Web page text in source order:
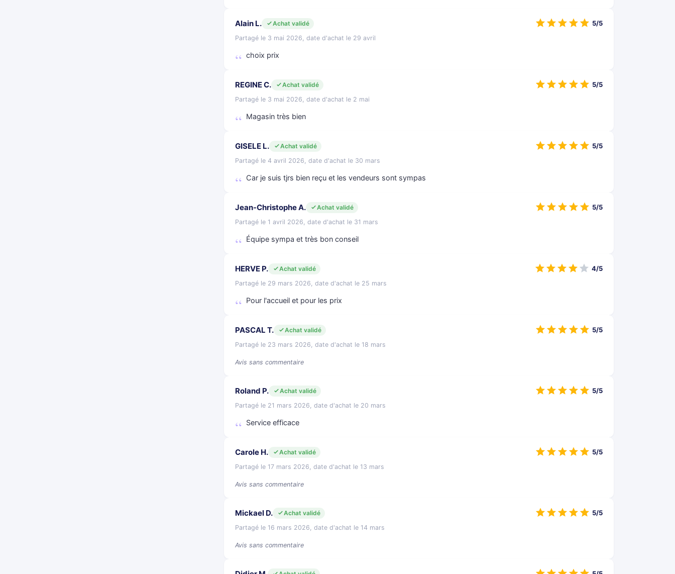
Alain L.
Achat validé
Partagé le 3 mai 2026, date d'achat le 29 avril
choix prix
5/5
REGINE C.
Achat validé
Partagé le 3 mai 2026, date d'achat le 2 mai
Magasin très bien
5/5
GISELE L.
Achat validé
Partagé le 4 avril 2026, date d'achat le 30 mars
Car je suis tjrs bien reçu et les vendeurs sont sympas
5/5
Jean-Christophe A.
Achat validé
Partagé le 1 avril 2026, date d'achat le 31 mars
Équipe sympa et très bon conseil
5/5
HERVE P.
Achat validé
Partagé le 29 mars 2026, date d'achat le 25 mars
Pour l'accueil et pour les prix
4/5
PASCAL T.
Achat validé
Partagé le 23 mars 2026, date d'achat le 18 mars
Avis sans commentaire
5/5
Roland P.
Achat validé
Partagé le 21 mars 2026, date d'achat le 20 mars
Service efficace
5/5
Carole H.
Achat validé
Partagé le 17 mars 2026, date d'achat le 13 mars
Avis sans commentaire
5/5
Mickael D.
Achat validé
Partagé le 16 mars 2026, date d'achat le 14 mars
Avis sans commentaire
5/5